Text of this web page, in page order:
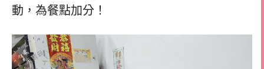
動，為餐點加分！